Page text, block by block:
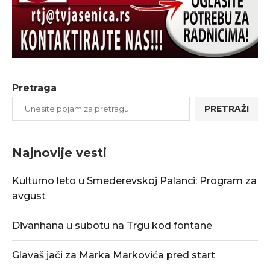
Pretraga
PRETRAŽI
Najnovije vesti
Kulturno leto u Smederevskoj Palanci: Program za
avgust
Divanhana u subotu na Trgu kod fontane
Glavaš jači za Marka Markovića pred start